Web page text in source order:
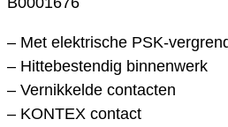
– Met elektrische PSK-
– Hittebestendig binnenwerk
– Vernikkelde contacten
– KONTEX contact